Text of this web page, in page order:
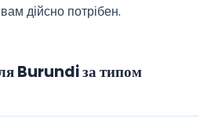
дійсно потрібен.
Burundi за типом